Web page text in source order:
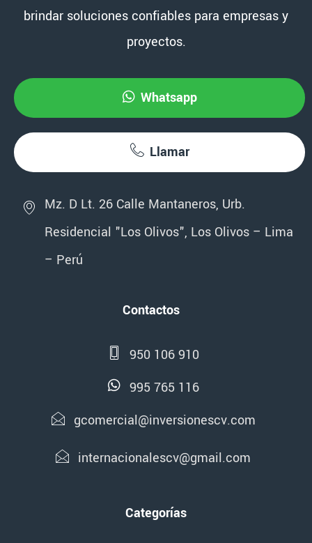
brindar soluciones confiables para empresas y
proyectos.
Whatsapp
Llamar
Mz. D Lt. 26 Calle Mantaneros, Urb.
Residencial "Los Olivos", Los Olivos – Lima
– Perú
Contactos
950 106 910
995 765 116
gcomercial@inversionescv.com
internacionalescv@gmail.com
Categorías